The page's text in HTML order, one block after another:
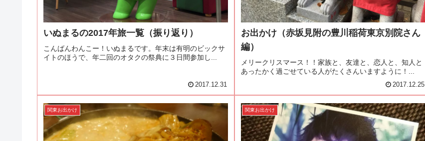
いぬまるの2017年旅一覧（振り返り）
こんばんわんこー！いぬまるです。年末は有明のビックサ
イトのほうで、年二回のオタクの祭典に３日間参加し...
2017.12.31
お出かけ（赤坂見附の豊川稲荷東京別院さん
編）
メリークリスマース！！家族と、友達と、恋人と、知人と
あったかく過ごせている人がたくさんいますように！...
2017.12.25
関東お出かけ 関東お出かけ